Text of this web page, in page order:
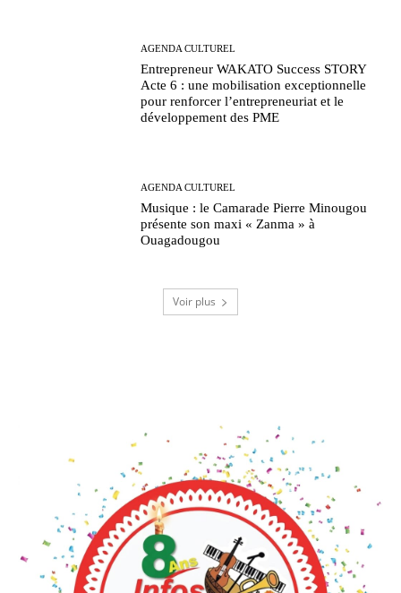
AGENDA CULTUREL
Entrepreneur WAKATO Success STORY
Acte 6 : une mobilisation exceptionnelle
pour renforcer l’entrepreneuriat et le
développement des PME
AGENDA CULTUREL
Musique : le Camarade Pierre Minougou
présente son maxi « Zanma » à
Ouagadougou
Voir plus